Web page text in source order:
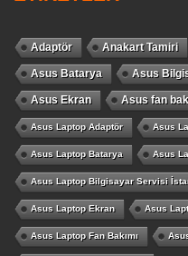
Adaptör Anakart Tamiri
Asus Batarya Asus
Asus Ekran Asus fan
Asus Laptop Adaptör Asus
Asus Laptop Batarya Asus
Asus Laptop Bilgisayar Servisi
Asus Laptop Ekran Asus
Asus Laptop Fan Bakımı